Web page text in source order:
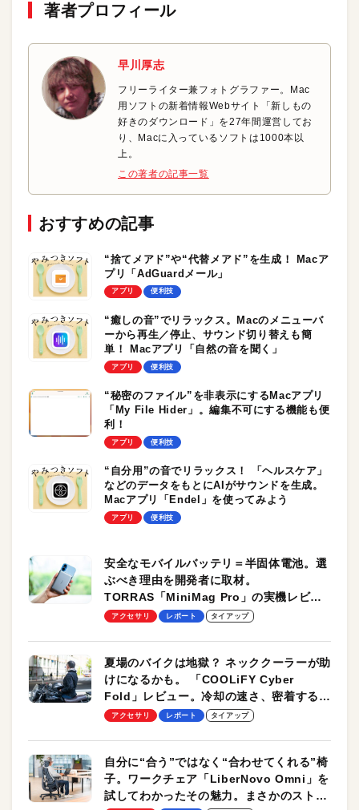
著者プロフィール
早川厚志
フリーライター兼フォトグラファー。Mac
用ソフトの新着情報Webサイト「新しもの
好きのダウンロード」を27年間運営してお
り、Macに入っているソフトは1000本以
上。
この著者の記事一覧
おすすめの記事
“捨てメアド”や“代替メアド”を生成！ Macア
プリ「AdGuardメール」
アプリ 便利技
“癒しの音”でリラックス。Macのメニューバ
ーから再生／停止、サウンド切り替えも簡
単！ Macアプリ「自然の音を聞く」
アプリ 便利技
“秘密のファイル”を非表示にするMacアプリ
「My File Hider」。編集不可にする機能も便
利！
アプリ 便利技
“自分用”の音でリラックス！ 「ヘルスケア」
などのデータをもとにAIがサウンドを生成。
Macアプリ「Endel」を使ってみよう
アプリ 便利技
安全なモバイルバッテリ＝半固体電池。選
ぶべき理由を開発者に取材。
TORRAS「MiniMag Pro」の実機レビュ
ーも
アクセサリ レポート タイアップ
夏場のバイクは地獄？ ネッククーラーが助
けになるかも。 「COOLiFY Cyber
Fold」レビュー。冷却の速さ、密着する冷
却プレート、シンプルな操作性がグッド！
アクセサリ レポート タイアップ
自分に“合う”ではなく“合わせてくれる”椅
子。ワークチェア「LiberNovo Omni」を
試してわかったその魅力。まさかのストレ